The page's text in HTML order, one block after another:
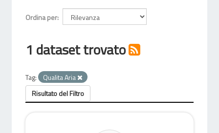
Ordina per
1 dataset trovato
Tag:
Qualita Aria
Risultato del Filtro